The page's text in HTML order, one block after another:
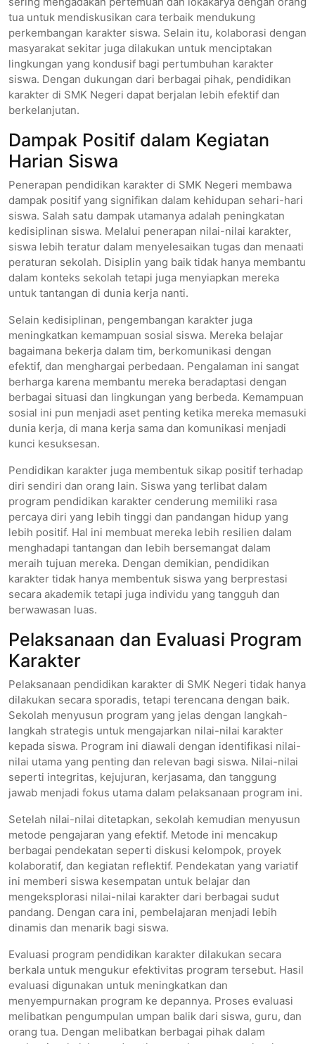
tua untuk mendiskusikan cara terbaik mendukung
perkembangan karakter siswa. Selain itu, kolaborasi dengan
masyarakat sekitar juga dilakukan untuk menciptakan
lingkungan yang kondusif bagi pertumbuhan karakter
siswa. Dengan dukungan dari berbagai pihak, pendidikan
karakter di SMK Negeri dapat berjalan lebih efektif dan
berkelanjutan.
Dampak Positif dalam Kegiatan
Harian Siswa
Penerapan pendidikan karakter di SMK Negeri membawa
dampak positif yang signifikan dalam kehidupan sehari-hari
siswa. Salah satu dampak utamanya adalah peningkatan
kedisiplinan siswa. Melalui penerapan nilai-nilai karakter,
siswa lebih teratur dalam menyelesaikan tugas dan menaati
peraturan sekolah. Disiplin yang baik tidak hanya membantu
dalam konteks sekolah tetapi juga menyiapkan mereka
untuk tantangan di dunia kerja nanti.
Selain kedisiplinan, pengembangan karakter juga
meningkatkan kemampuan sosial siswa. Mereka belajar
bagaimana bekerja dalam tim, berkomunikasi dengan
efektif, dan menghargai perbedaan. Pengalaman ini sangat
berharga karena membantu mereka beradaptasi dengan
berbagai situasi dan lingkungan yang berbeda. Kemampuan
sosial ini pun menjadi aset penting ketika mereka memasuki
dunia kerja, di mana kerja sama dan komunikasi menjadi
kunci kesuksesan.
Pendidikan karakter juga membentuk sikap positif terhadap
diri sendiri dan orang lain. Siswa yang terlibat dalam
program pendidikan karakter cenderung memiliki rasa
percaya diri yang lebih tinggi dan pandangan hidup yang
lebih positif. Hal ini membuat mereka lebih resilien dalam
menghadapi tantangan dan lebih bersemangat dalam
meraih tujuan mereka. Dengan demikian, pendidikan
karakter tidak hanya membentuk siswa yang berprestasi
secara akademik tetapi juga individu yang tangguh dan
berwawasan luas.
Pelaksanaan dan Evaluasi Program
Karakter
Pelaksanaan pendidikan karakter di SMK Negeri tidak hanya
dilakukan secara sporadis, tetapi terencana dengan baik.
Sekolah menyusun program yang jelas dengan langkah-
langkah strategis untuk mengajarkan nilai-nilai karakter
kepada siswa. Program ini diawali dengan identifikasi nilai-
nilai utama yang penting dan relevan bagi siswa. Nilai-nilai
seperti integritas, kejujuran, kerjasama, dan tanggung
jawab menjadi fokus utama dalam pelaksanaan program ini.
Setelah nilai-nilai ditetapkan, sekolah kemudian menyusun
metode pengajaran yang efektif. Metode ini mencakup
berbagai pendekatan seperti diskusi kelompok, proyek
kolaboratif, dan kegiatan reflektif. Pendekatan yang variatif
ini memberi siswa kesempatan untuk belajar dan
mengeksplorasi nilai-nilai karakter dari berbagai sudut
pandang. Dengan cara ini, pembelajaran menjadi lebih
dinamis dan menarik bagi siswa.
Evaluasi program pendidikan karakter dilakukan secara
berkala untuk mengukur efektivitas program tersebut. Hasil
evaluasi digunakan untuk meningkatkan dan
menyempurnakan program ke depannya. Proses evaluasi
melibatkan pengumpulan umpan balik dari siswa, guru, dan
orang tua. Dengan melibatkan berbagai pihak dalam